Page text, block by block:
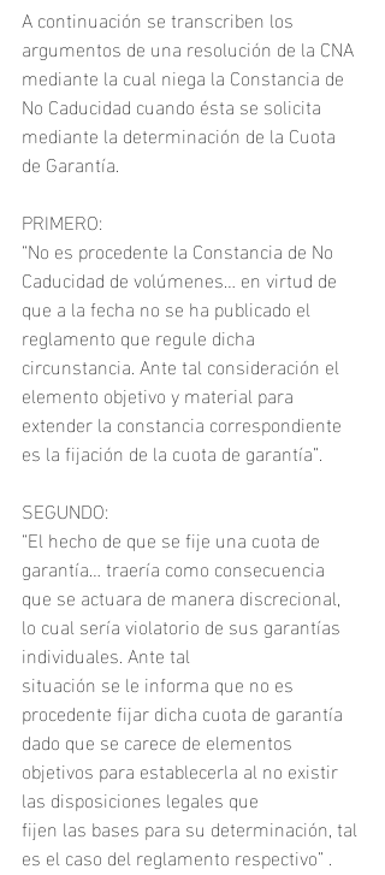
A continuación se transcriben los
argumentos de una resolución de la CNA
mediante la cual niega la Constancia de
No Caducidad cuando ésta se solicita
mediante la determinación de la Cuota
de Garantía.
PRIMERO:
“No es procedente la Constancia de No
Caducidad de volúmenes… en virtud de
que a la fecha no se ha publicado el
reglamento que regule dicha
circunstancia. Ante tal consideración el
elemento objetivo y material para
extender la constancia correspondiente
es la fijación de la cuota de garantía”.
SEGUNDO:
“El hecho de que se fije una cuota de
garantía… traería como consecuencia
que se actuara de manera discrecional,
lo cual sería violatorio de sus garantías
individuales. Ante tal
situación se le informa que no es
procedente fijar dicha cuota de garantía
dado que se carece de elementos
objetivos para establecerla al no existir
las disposiciones legales que
fijen las bases para su determinación, tal
es el caso del reglamento respectivo” .